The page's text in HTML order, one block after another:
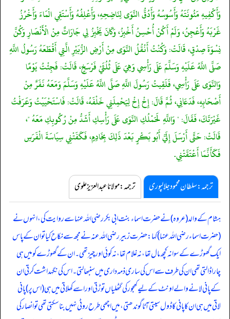
وَأَكْفِيهِ مَئُونَتَهُ وَأَسُوسُهُ وَأَدُقُّ النَّوَى لِنَاضِحِهِ، وَأَعْلِفُهُ وَأَسْتَقِي الْمَاءَ وَأَخْرُزُ
غَرْبَهُ وَأَعْجِنُ، وَلَمْ أَكُنْ أُحْسِنُ أَخْبِزُ، وَكَانَ يَخْبِزُ لِي جَارَاتٌ مِنْ الْأَنْصَارِ وَكُنَّ
نِسْوَةَ صِدْقٍ، قَالَتْ: وَكُنْتُ أَنْقُلُ النَّوَى مِنْ أَرْضِ الزُّبَيْرِ الَّتِي أَقْطَعَهُ رَسُولُ اللَّهِ
صَلَّى اللَّهُ عَلَيْهِ وَسَلَّمَ عَلَى رَأْسِي وَهِيَ عَلَى ثُلُثَيْ فَرْسَخٍ، قَالَتْ: فَجِئْتُ يَوْمًا
وَالنَّوَى عَلَى رَأْسِي، فَلَقِيتُ رَسُولَ اللَّهِ صَلَّى اللَّهُ عَلَيْهِ وَسَلَّمَ وَمَعَهُ نَفَرٌ مِنْ
أَصْحَابِهِ، فَدَعَانِي، ثُمَّ قَالَ: إِخْ إِخْ لِيَحْمِلَنِي خَلْفَهُ، قَالَتْ: فَاسْتَحْيَيْتُ وَعَرَفْتُ
غَيْرَتَكَ، فَقَالَ: " وَاللَّهِ لَحَمْلُكِ النَّوَى عَلَى رَأْسِكِ أَشَدُّ مِنْ رُكُوبِكِ مَعَهُ "،
قَالَتْ: حَتَّى أَرْسَلَ إِلَيَّ أَبُو بَكْرٍ بَعْدَ ذَلِكَ بِخَادِمٍ، فَكَفَتْنِي سِيَاسَةَ الْفَرَسِ
فَكَأَنَّمَا أَعْتَقَتْنِي.
ترجمہ:سلطان محمود جلالپوری ترجمہ:مولانا عبدالعزیز علوی
ہشام کے والد (عروہ) نے حضرت اسماء بنت ابی بکر رضی اللہ عنہا سے روایت کی، انہوں نے
(حضرت اسماء رضی اللہ عنہا) کہا: حضرت زبیر رضی اللہ عنہ نے مجھ سے نکاح کیا تو ان کے پاس
ایک گھوڑے کے سوا نہ کچھ مال تھا، نہ غلام تھا، نہ کوئی اور چیز تھی۔ ان کے گھوڑے کو میں ہی
چارا ڈالتی تھی ان کی طرف سے اس کی ساری ذمہ داری میں سنبھالتی۔ اس کی نگہداشت کرتی ان
کے پانی لانے والے اونٹ کے لیے کھجور کی گٹھلیاں توڑتی اور اسے کھلاتی میں ہی (اس پر) پانی
لاتی میں ہی ان کا پانی کا ڈول سیتی آٹا گوندھتی، میں اچھی طرح روٹی نہیں بنا سکتی تھی تو انصار کی